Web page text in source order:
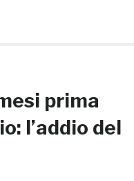
prima
l’addio del